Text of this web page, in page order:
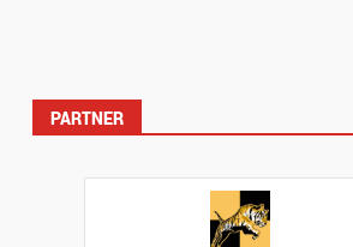
PARTNER